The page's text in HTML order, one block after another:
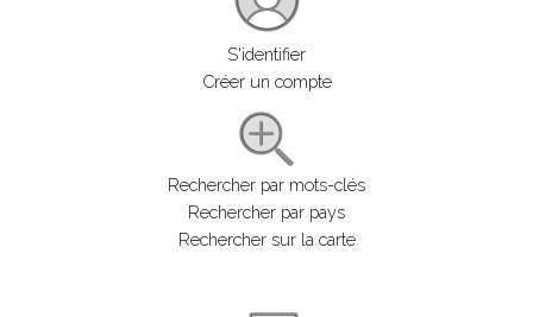
S'identifier
Créer un compte
Rechercher par mots-clés
Rechercher par pays
Rechercher sur la carte